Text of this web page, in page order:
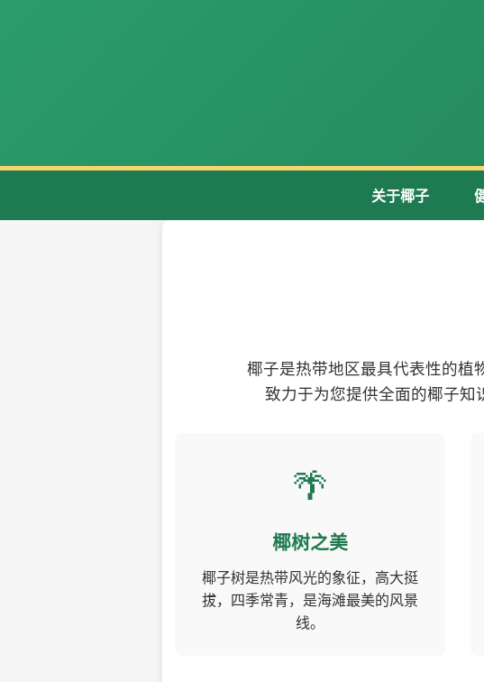
关于椰子
椰子是热带地区最具代表性的植
致力于为您提供全面的椰子知
🌴
椰树之美
椰子树是热带风光的象征，高大挺
拔，四季常青，是海滩最美的风景
线。